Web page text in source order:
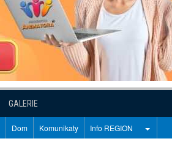
GALERIE
Dom Komunikaty Info REGION